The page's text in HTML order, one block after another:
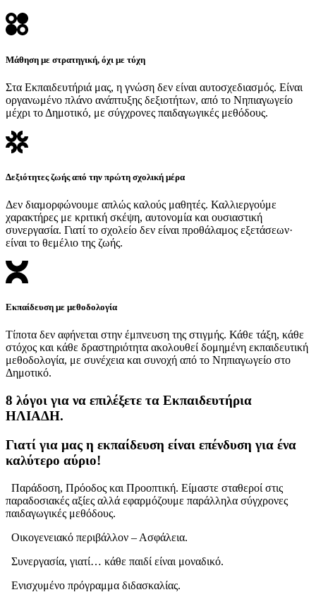
Μάθηση με στρατηγική, όχι με τύχη
Στα Εκπαιδευτήριά μας, η γνώση δεν είναι αυτοσχεδιασμός. Είναι
οργανωμένο πλάνο ανάπτυξης δεξιοτήτων, από το Νηπιαγωγείο
μέχρι το Δημοτικό, με σύγχρονες παιδαγωγικές μεθόδους.
Δεξιότητες ζωής από την πρώτη σχολική μέρα
Δεν διαμορφώνουμε απλώς καλούς μαθητές. Καλλιεργούμε
χαρακτήρες με κριτική σκέψη, αυτονομία και ουσιαστική
συνεργασία. Γιατί το σχολείο δεν είναι προθάλαμος εξετάσεων·
είναι το θεμέλιο της ζωής.
Εκπαίδευση με μεθοδολογία
Τίποτα δεν αφήνεται στην έμπνευση της στιγμής. Κάθε τάξη, κάθε
στόχος και κάθε δραστηριότητα ακολουθεί δομημένη εκπαιδευτική
μεθοδολογία, με συνέχεια και συνοχή από το Νηπιαγωγείο στο
Δημοτικό.
8 λόγοι για να επιλέξετε τα Εκπαιδευτήρια
ΗΛΙΑΔH.
Γιατί για μας η εκπαίδευση είναι επένδυση για ένα
καλύτερο αύριο!
Παράδοση, Πρόοδος και Προοπτική. Είμαστε σταθεροί στις
παραδοσιακές αξίες αλλά εφαρμόζουμε παράλληλα σύγχρονες
παιδαγωγικές μεθόδους.
Οικογενειακό περιβάλλον – Ασφάλεια.
Συνεργασία, γιατί… κάθε παιδί είναι μοναδικό.
Ενισχυμένο πρόγραμμα διδασκαλίας.